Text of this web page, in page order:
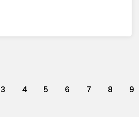
3 4 5 6 7 8 9